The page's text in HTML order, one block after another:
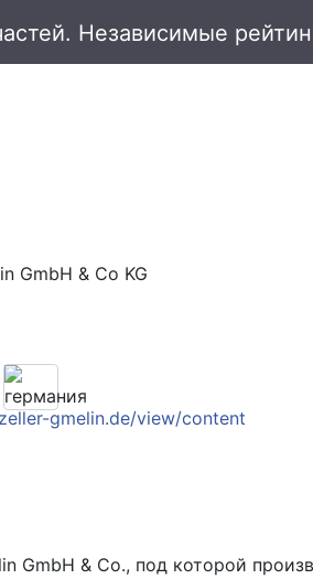
GmbH & Co KG
gmelin.de/view/content
GmbH & Co., под которой